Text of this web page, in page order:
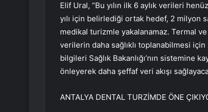
Elif Ural, “Bu yılın ilk 6 aylık verileri
yılı için belirlediği ortak hedef, 2 milyon
medikal turizmle yakalanamaz. Termal
verilerin daha sağlıklı toplanabilmesi
bilgileri Sağlık Bakanlığı’nın sistemine
önleyerek daha şeffaf veri akışı
ANTALYA DENTAL TURZİMDE ÖNE